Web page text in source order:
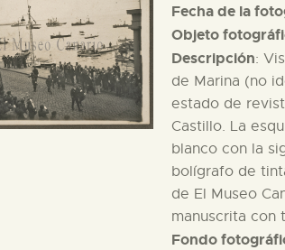
Fecha de la
Objeto
Descripción:
de Marina (no
estado de
Castillo. La
blanco con la
bolígrafo de
de El Museo
manuscrita con
Fondo